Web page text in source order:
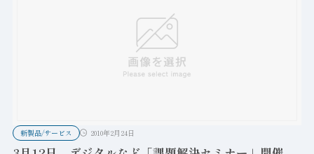
新製品/サービス 2010年2月24日